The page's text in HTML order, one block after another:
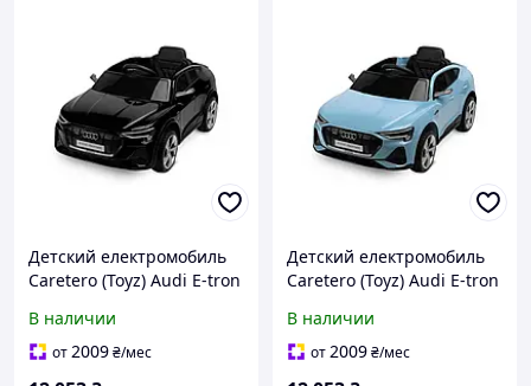
Детский електромобиль
Caretero (Toyz) Audi E-tron
В наличии
от2009₴/мес
Детский електромобиль
Caretero (Toyz) Audi E-tron
В наличии
от2009₴/мес